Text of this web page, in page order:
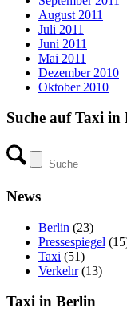
August 2011
Juli 2011
Juni 2011
Mai 2011
Dezember 2010
Oktober 2010
Suche auf Taxi in
News
Berlin (23)
Pressespiegel
Taxi (51)
Verkehr(13)
Taxi in Berlin